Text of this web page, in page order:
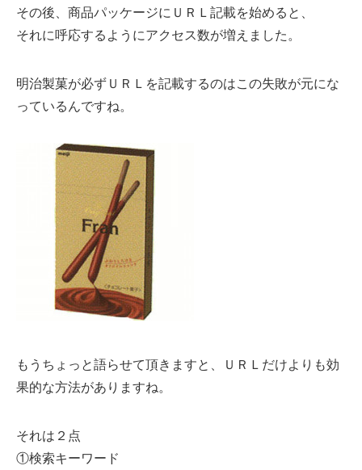
その後、商品パッケージにＵＲＬ記載を始めると、
それに呼応するようにアクセス数が増えました。
明治製菓が必ずＵＲＬを記載するのはこの失敗が元にな
っているんですね。
もうちょっと語らせて頂きますと、ＵＲＬだけよりも効
果的な方法がありますね。
それは２点
①検索キーワード